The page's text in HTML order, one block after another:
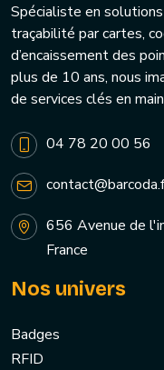
Spécialiste en
traçabilité par cartes,
d’encaissement des
plus de 10 ans, nous
de services clés en
04 78 20 00 56
656 Avenue de
France
Nos univers
Badges
RFID